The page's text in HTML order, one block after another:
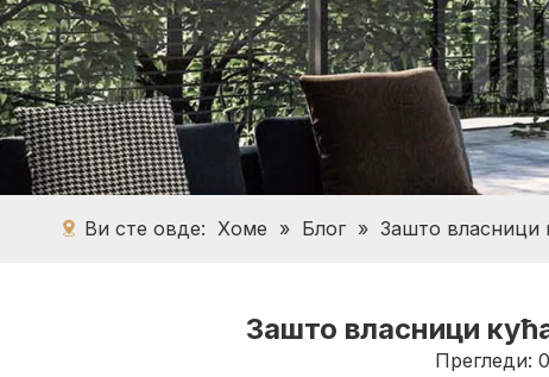
Ви сте овде: Хоме » Блог » Зашто власници
Зашто власници
Прегледи: 0